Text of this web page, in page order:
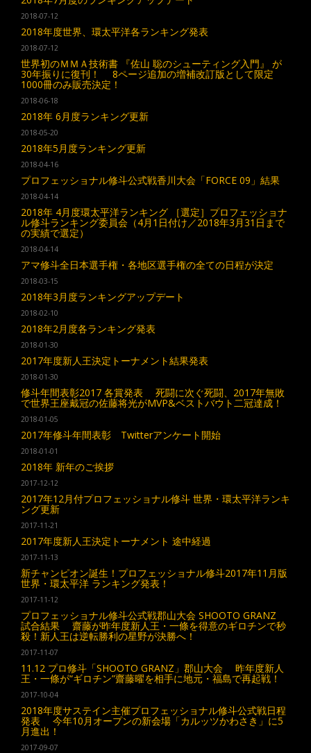
2018-07-12
2018年度世界、環太平洋各ランキング発表
2018-07-12
世界初のＭＭＡ技術書 『佐山 聡のシューティング入門』 が
30年振りに復刊！ 8ページ追加の増補改訂版として限定
1000冊のみ販売決定！
2018-06-18
2018年 6月度ランキング更新
2018-05-20
2018年5月度ランキング更新
2018-04-16
プロフェッショナル修斗公式戦香川大会「FORCE 09」結果
2018-04-14
2018年 4月度環太平洋ランキング ［選定］プロフェッショナ
ル修斗ランキング委員会（4月1日付け／2018年3月31日まで
の実績で選定）
2018-04-14
アマ修斗全日本選手権・各地区選手権の全ての日程が決定
2018-03-15
2018年3月度ランキングアップデート
2018-02-10
2018年2月度各ランキング発表
2018-01-30
2017年度新人王決定トーナメント結果発表
2018-01-30
修斗年間表彰2017 各賞発表 死闘に次ぐ死闘、2017年無敗
で世界王座戴冠の佐藤将光がMVP&ベストバウト二冠達成！
2018-01-05
2017年修斗年間表彰 Twitterアンケート開始
2018-01-01
2018年 新年のご挨拶
2017-12-12
2017年12月付プロフェッショナル修斗 世界・環太平洋ランキ
ング更新
2017-11-21
2017年度新人王決定トーナメント 途中経過
2017-11-13
新チャンピオン誕生！プロフェッショナル修斗2017年11月版
世界・環太平洋 ランキング発表！
2017-11-12
プロフェッショナル修斗公式戦郡山大会 SHOOTO GRANZ
試合結果 齋藤が昨年度新人王・一條を得意のギロチンで秒
殺！新人王は逆転勝利の星野が決勝へ！
2017-11-07
11.12 プロ修斗「SHOOTO GRANZ」郡山大会 昨年度新人
王・一條が“ギロチン”齋藤曜を相手に地元・福島で再起戦！
2017-10-04
2018年度サステイン主催プロフェッショナル修斗公式戦日程
発表 今年10月オープンの新会場「カルッツかわさき」に5
月進出！
2017-09-07